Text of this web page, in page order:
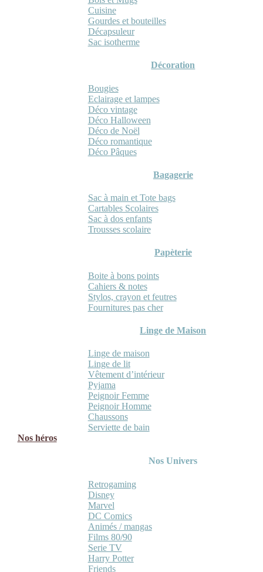
Cuisine
Gourdes et bouteilles
Décapsuleur
Sac isotherme
Décoration
Bougies
Eclairage et lampes
Déco vintage
Déco Halloween
Déco de Noël
Déco romantique
Déco Pâques
Bagagerie
Sac à main et Tote bags
Cartables Scolaires
Sac à dos enfants
Trousses scolaire
Papèterie
Boite à bons points
Cahiers & notes
Stylos, crayon et feutres
Fournitures pas cher
Linge de Maison
Linge de maison
Linge de lit
Vêtement d’intérieur
Pyjama
Peignoir Femme
Peignoir Homme
Chaussons
Serviette de bain
Nos héros
Nos Univers
Retrogaming
Disney
Marvel
DC Comics
Animés / mangas
Films 80/90
Serie TV
Harry Potter
Friends